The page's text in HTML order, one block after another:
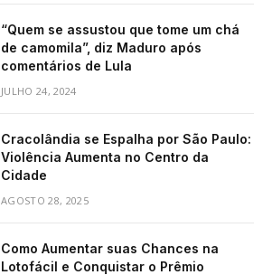
“Quem se assustou que tome um chá
de camomila”, diz Maduro após
comentários de Lula
JULHO 24, 2024
Cracolândia se Espalha por São Paulo:
Violência Aumenta no Centro da
Cidade
AGOSTO 28, 2025
Como Aumentar suas Chances na
Lotofácil e Conquistar o Prêmio